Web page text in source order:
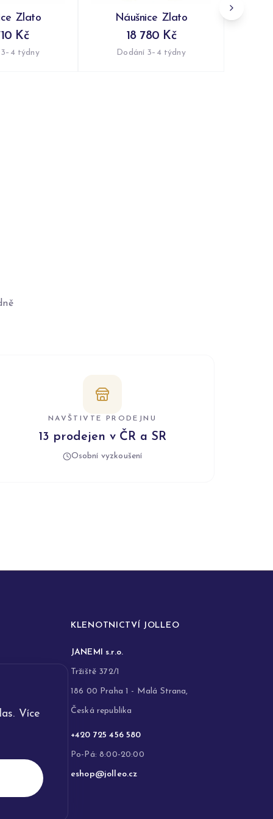
Více
Zlato
Kč
týdny
Náušnice Zlato
18 780 Kč
Dodání 3–4 týdny
NAVŠTIVTE PRODEJNU
13 prodejen v ČR a SR
Osobní vyzkoušení
KLENOTNICTVÍ JOLLEO
JANEMI s.r.o.
Tržiště 372/1
186 00 Praha 1 - Malá Strana,
Česká republika
+420 725 456 580
Po-Pá: 8:00-20:00
eshop@jolleo.cz